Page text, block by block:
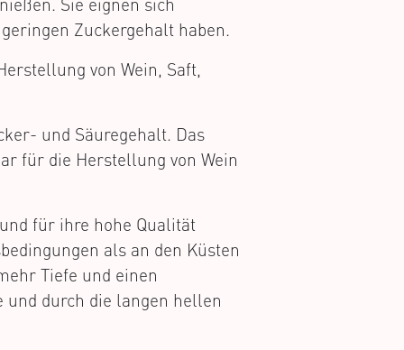
Sie eignen sich
Zuckergehalt haben.
von Wein, Saft,
und Säuregehalt. Das
für die Herstellung von Wein
für ihre hohe Qualität
als an den Küsten
Tiefe und einen
durch die langen hellen